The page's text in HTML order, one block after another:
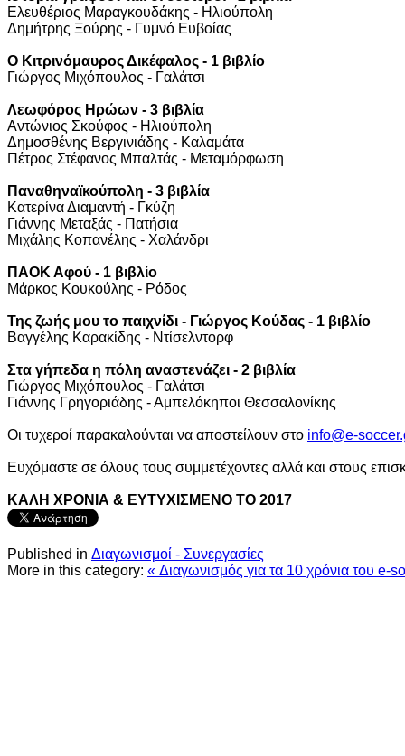
Ελευθέριος Μαραγκουδάκης - Ηλιούπολη
Δημήτρης Ξούρης - Γυμνό Ευβοίας
Ο Κιτρινόμαυρος Δικέφαλος - 1 βιβλίο
Γιώργος Μιχόπουλος - Γαλάτσι
Λεωφόρος Ηρώων - 3 βιβλία
Αντώνιος Σκούφος - Ηλιούπολη
Δημοσθένης Βεργινιάδης - Καλαμάτα
Πέτρος Στέφανος Μπαλτάς - Μεταμόρφωση
Παναθηναϊκούπολη - 3 βιβλία
Κατερίνα Διαμαντή - Γκύζη
Γιάννης Μεταξάς - Πατήσια
Μιχάλης Κοπανέλης - Χαλάνδρι
ΠΑΟΚ Αφού - 1 βιβλίο
Μάρκος Κουκούλης - Ρόδος
Της ζωής μου το παιχνίδι - Γιώργος Κούδας - 1 βιβλίο
Βαγγέλης Καρακίδης - Ντίσελντορφ
Στα γήπεδα η πόλη αναστενάζει - 2 βιβλία
Γιώργος Μιχόπουλος - Γαλάτσι
Γιάννης Γρηγοριάδης - Αμπελόκηποι Θεσσαλονίκης
Οι τυχεροί παρακαλούνται να αποστείλουν στο
Ευχόμαστε σε όλους τους συμμετέχοντες αλλά και στους
ΚΑΛΗ ΧΡΟΝΙΑ & ΕΥΤΥΧΙΣΜΕΝΟ ΤΟ 2017
Published in Διαγωνισμοί - Συνεργασίες
More in this category: « Διαγωνισμός για τα 10 χρόνια του e-